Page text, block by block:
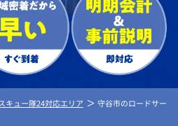
キュー隊24対応エリア
守谷市のロードサー